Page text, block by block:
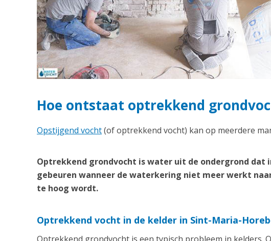
Hoe ontstaat optrekkend
Opstijgend vocht(of optrekkend vocht) kan op meerdere
Optrekkend grondvocht is water uit de ondergrond dat
gebeuren wanneer de waterkering niet meer werkt
te hoog wordt.
Optrekkend vocht in de kelder in Sint-Maria-